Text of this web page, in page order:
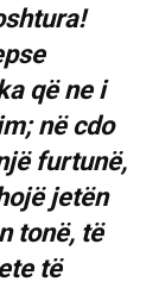
që ne i
në cdo
furtunë,
jetën
tonë, të
të